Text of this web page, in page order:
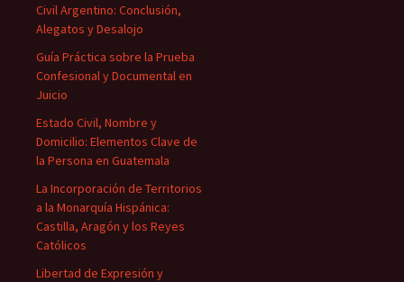
Civil Argentino: Conclusión,
Alegatos y Desalojo
Guía Práctica sobre la Prueba
Confesional y Documental en
Juicio
Estado Civil, Nombre y
Domicilio: Elementos Clave de
la Persona en Guatemala
La Incorporación de Territorios
a la Monarquía Hispánica:
Castilla, Aragón y los Reyes
Católicos
Libertad de Expresión y